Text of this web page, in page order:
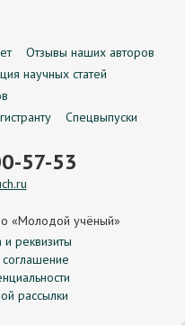
Отзывы наших авторов
научных статей
Спецвыпуски
57-53
«Молодой учёный»
реквизиты
соглашение
рассылки